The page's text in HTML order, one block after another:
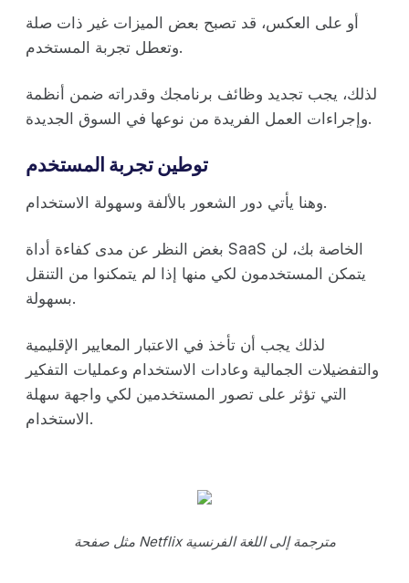
أو على العكس، قد تصبح بعض الميزات غير ذات صلة
وتعطل تجربة المستخدم.
لذلك، يجب تجديد وظائف برنامجك وقدراته ضمن أنظمة
وإجراءات العمل الفريدة من نوعها في السوق الجديدة.
توطين تجربة المستخدم
وهنا يأتي دور الشعور بالألفة وسهولة الاستخدام.
بغض النظر عن مدى كفاءة أداة SaaS الخاصة بك، لن
يتمكن المستخدمون لكي منها إذا لم يتمكنوا من التنقل
بسهولة.
لذلك يجب أن تأخذ في الاعتبار المعايير الإقليمية
والتفضيلات الجمالية وعادات الاستخدام وعمليات التفكير
التي تؤثر على تصور المستخدمين لكي واجهة سهلة
الاستخدام.
مثل صفحة Netflix مترجمة إلى اللغة الفرنسية